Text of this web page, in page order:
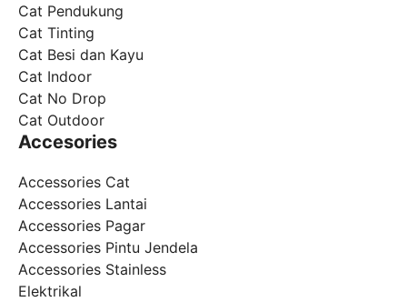
Cat Pendukung
Cat Tinting
Cat Besi dan Kayu
Cat Indoor
Cat No Drop
Cat Outdoor
Accesories
Accessories Cat
Accessories Lantai
Accessories Pagar
Accessories Pintu Jendela
Accessories Stainless
Elektrikal